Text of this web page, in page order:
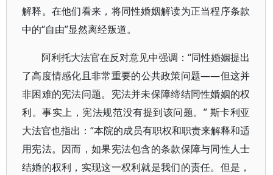
解释。在他们看来，将同性婚姻解读为正当程序条款
中的“自由”显然离经叛道。
阿利托大法官在反对意见中强调：“同性婚姻提出
了高度情感化且非常重要的公共政策问题——但这并
非困难的宪法问题。宪法并未保障缔结同性婚姻的权
利。事实上，宪法规范没有提到该问题。” 斯卡利亚
大法官也指出：“本院的成员有职权和职责来解释和适
用宪法。因而，如果宪法包含的条款保障与同性人士
结婚的权利，实现这一权利就是我们的责任。但是，